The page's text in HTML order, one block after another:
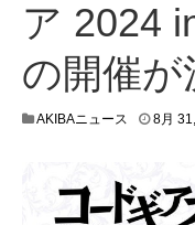
ア 2024
の開催が
AKIBAニュース 8月